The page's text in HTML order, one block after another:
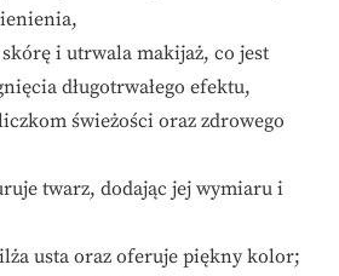
i utrwala makijaż, co jest
długotrwałego efektu,
świeżości oraz zdrowego
twarz, dodając jej wymiaru i
usta oraz oferuje piękny kolor;